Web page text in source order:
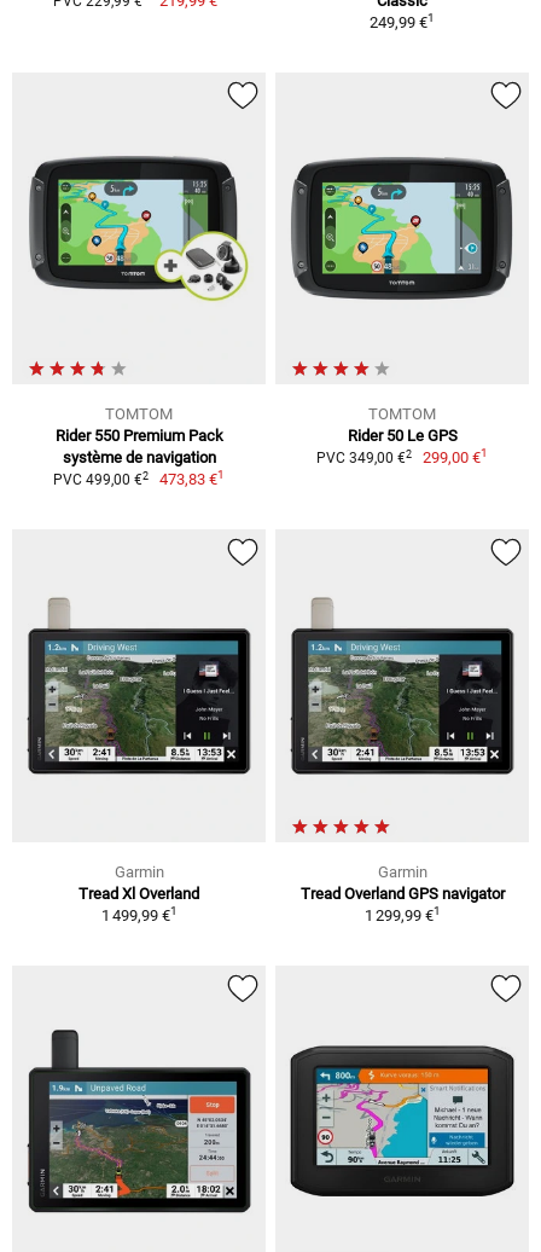
249,99 €1
TOMTOM
Rider 550 Premium Pack
système de navigation
PVC 499,00 €2 473,83 €1
TOMTOM
Rider 50 Le GPS
PVC 349,00 €2 299,00 €1
Garmin
Tread Xl Overland
1 499,99 €1
Garmin
Tread Overland GPS navigator
1 299,99 €1